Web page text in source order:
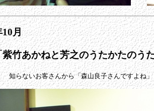
10月
紫竹あかねと芳之のうたかたのう
知らないお客さんから「森山良子さんですよね